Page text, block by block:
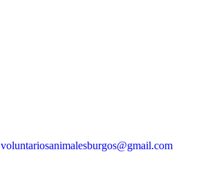
voluntariosanimalesburgos@gmail.com